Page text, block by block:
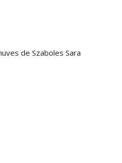
de Szaboles Sara